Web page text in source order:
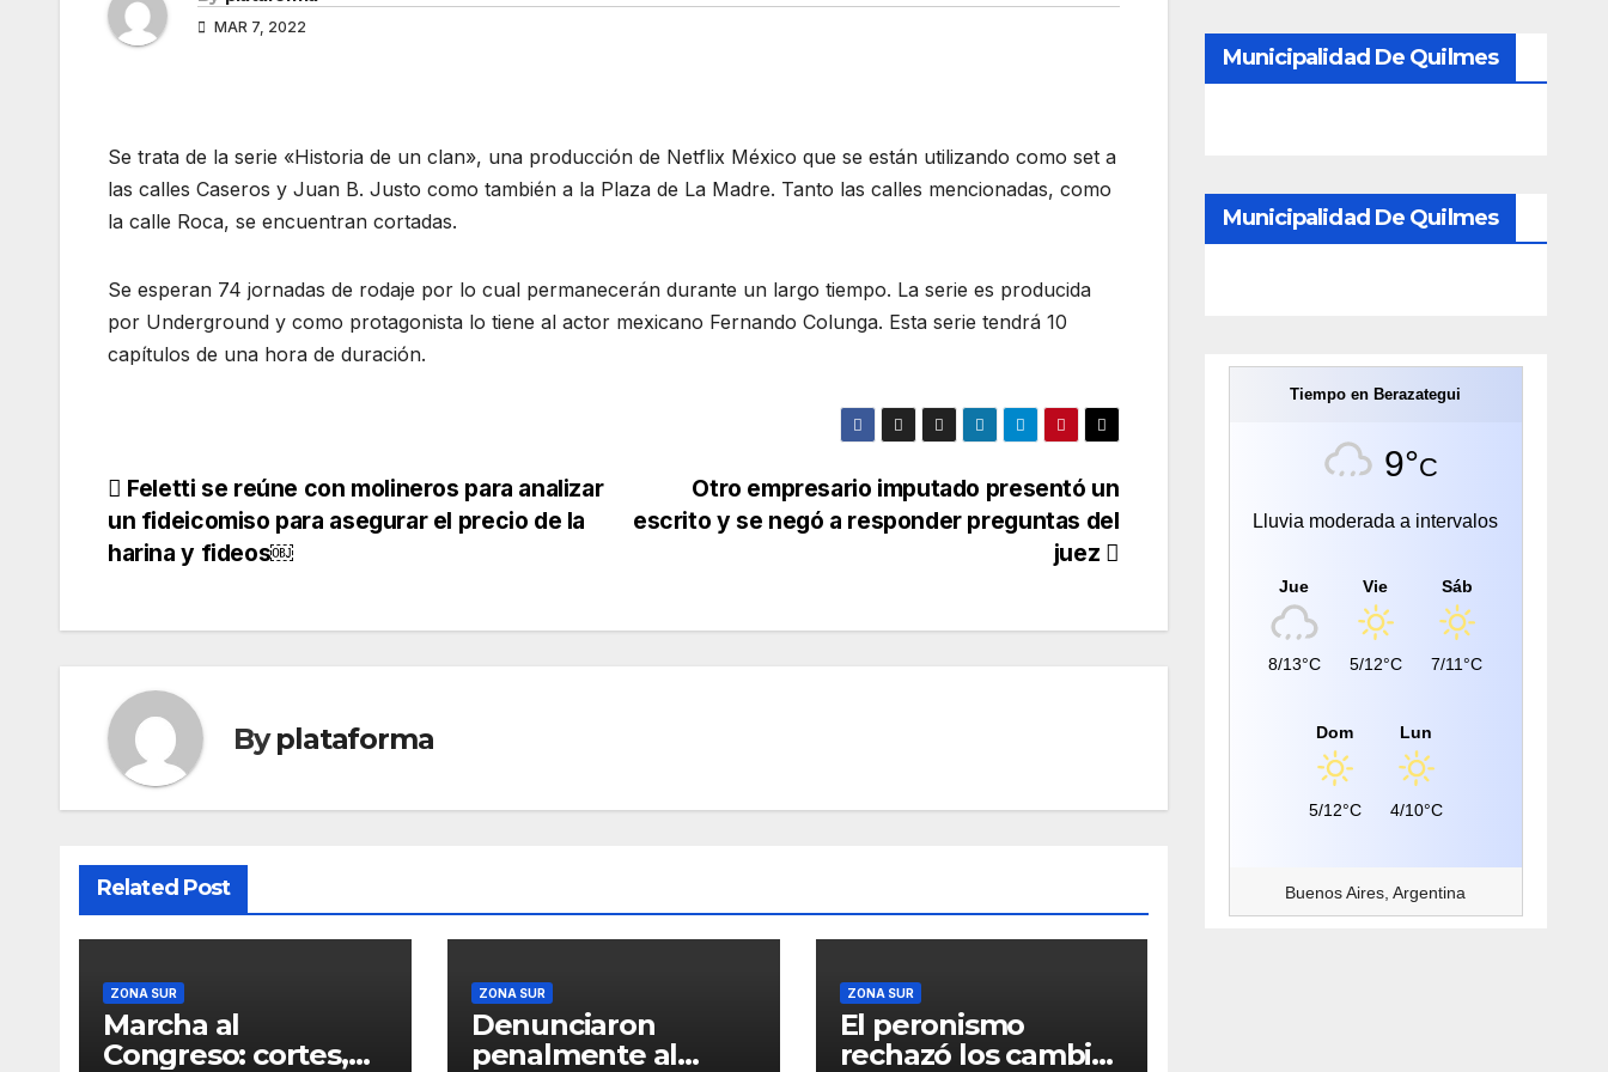
MAR 7, 2022
Se trata de la serie «Historia de un clan», una producción de Netflix México que se están utilizando como set a
las calles Caseros y Juan B. Justo como también a la Plaza de La Madre. Tanto las calles mencionadas, como
la calle Roca, se encuentran cortadas.
Se esperan 74 jornadas de rodaje por lo cual permanecerán durante un largo tiempo. La serie es producida
por Underground y como protagonista lo tiene al actor mexicano Fernando Colunga. Esta serie tendrá 10
capítulos de una hora de duración.
Otro empresario imputado presentó un
escrito y se negó a responder preguntas del
juez
Feletti se reúne con molineros para analizar
un fideicomiso para asegurar el precio de la
harina y fideos￼
Byplataforma
Related Post
ZONA SUR
Marcha al
Congreso: cortes,
ZONA SUR
Denunciaron
penalmente al
ZONA SUR
El peronismo
rechazó los cambios
Municipalidad De Quilmes
Municipalidad De Quilmes
Tiempo en Berazategui
9°C
Lluvia moderada a intervalos
Jue
8/13°C
Vie
5/12°C
Sáb
7/11°C
Dom
5/12°C
Lun
4/10°C
Buenos Aires, Argentina